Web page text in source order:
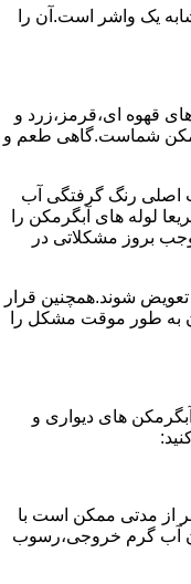
یک واشر است.آن را
قهوه ای،قرمز،زرد و
شماست.گاهی طعم و
اصلی رنگ گرفتگی آب
لوله های آبگرمکن را
بروز مشکلاتی در
شوند.همچنین قرار
به طور موقت مشکل را
های دیواری و
از مدتی ممکن است با
آب گرم خروجی،رسوب